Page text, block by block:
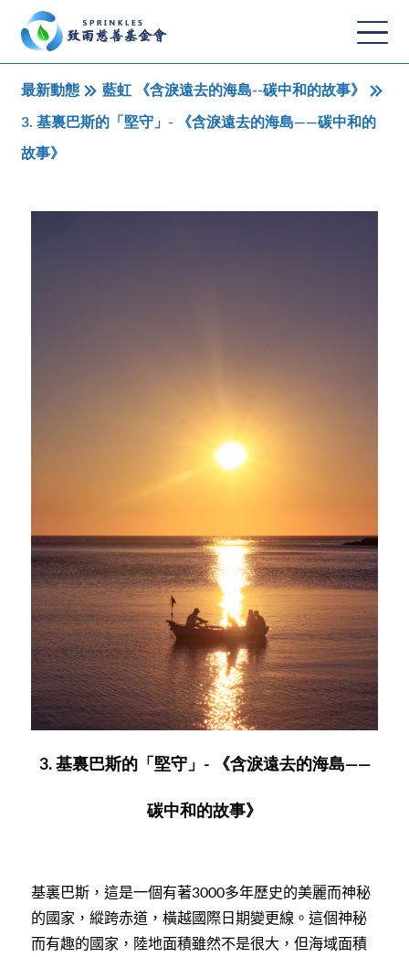
最新動態 藍虹 《含淚遠去的海島--碳中和的故事》
3. 基裏巴斯的「堅守」- 《含淚遠去的海島——碳中和的
故事》
3. 基裏巴斯的「堅守」- 《含淚遠去的海島——
碳中和的故事》
基裏巴斯，這是一個有著3000多年歷史的美麗而神秘
的國家，縱跨赤道，橫越國際日期變更線。這個神秘
而有趣的國家，陸地面積雖然不是很大，但海域面積